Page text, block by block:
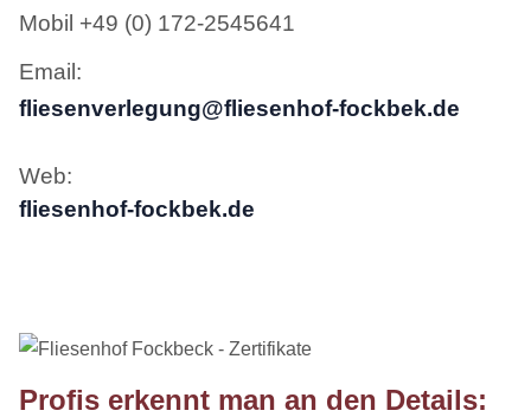
Mobil +49 (0) 172-2545641
Email:
fliesenverlegung@fliesenhof-fockbek.de
Web:
fliesenhof-fockbek.de
Profis erkennt man an den Details: